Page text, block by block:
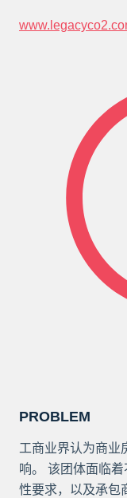
PROBLEM
工商业界认为商业
响。 该团体面临
性要求，以及承包